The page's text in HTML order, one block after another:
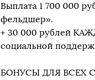
Выплата 1 700 000
фельдшер».
+ 30 000 рублей
социальной
БОНУСЫ ДЛЯ ВСЕХ